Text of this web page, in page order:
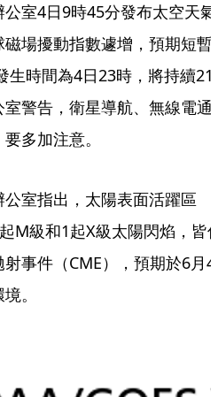
室4日9時45分發布太空天氣
場擾動指數遽增，預期短暫
生時間為4日23時，將持續21
警告，衛星導航、無線電通
多加注意。
室指出，太陽表面活躍區
M級和1起X級太陽閃焰，皆
事件（CME），預期於6月4
。